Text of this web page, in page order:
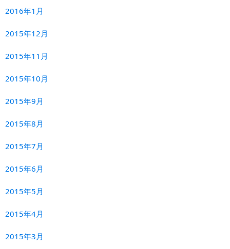
2016年1月
2015年12月
2015年11月
2015年10月
2015年9月
2015年8月
2015年7月
2015年6月
2015年5月
2015年4月
2015年3月